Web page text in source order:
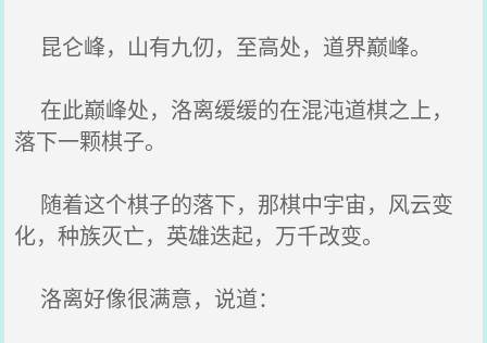
昆仑峰，山有九仞，至高处，道界巅峰。
在此巅峰处，洛离缓缓的在混沌道棋之上，
落下一颗棋子。
随着这个棋子的落下，那棋中宇宙，风云变
化，种族灭亡，英雄迭起，万千改变。
洛离好像很满意，说道：